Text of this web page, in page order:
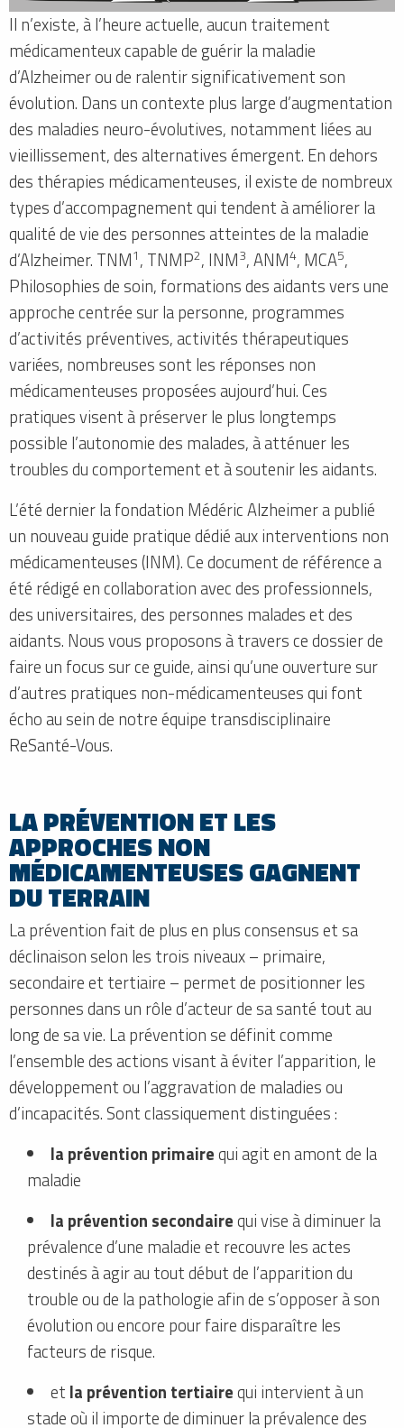
Il n’existe, à l’heure actuelle, aucun traitement
médicamenteux capable de guérir la maladie
d’Alzheimer ou de ralentir significativement son
évolution. Dans un contexte plus large d’augmentation
des maladies neuro-évolutives, notamment liées au
vieillissement, des alternatives émergent. En dehors
des thérapies médicamenteuses, il existe de nombreux
types d’accompagnement qui tendent à améliorer la
qualité de vie des personnes atteintes de la maladie
d’Alzheimer. TNM1, TNMP2, INM3, ANM4, MCA5,
Philosophies de soin, formations des aidants vers une
approche centrée sur la personne, programmes
d’activités préventives, activités thérapeutiques
variées, nombreuses sont les réponses non
médicamenteuses proposées aujourd’hui. Ces
pratiques visent à préserver le plus longtemps
possible l’autonomie des malades, à atténuer les
troubles du comportement et à soutenir les aidants.
L’été dernier la fondation Médéric Alzheimer a publié
un nouveau guide pratique dédié aux interventions non
médicamenteuses (INM). Ce document de référence a
été rédigé en collaboration avec des professionnels,
des universitaires, des personnes malades et des
aidants. Nous vous proposons à travers ce dossier de
faire un focus sur ce guide, ainsi qu’une ouverture sur
d’autres pratiques non-médicamenteuses qui font
écho au sein de notre équipe transdisciplinaire
ReSanté-Vous.
LA PRÉVENTION ET LES
APPROCHES NON
MÉDICAMENTEUSES GAGNENT
DU TERRAIN
La prévention fait de plus en plus consensus et sa
déclinaison selon les trois niveaux – primaire,
secondaire et tertiaire – permet de positionner les
personnes dans un rôle d’acteur de sa santé tout au
long de sa vie. La prévention se définit comme
l’ensemble des actions visant à éviter l’apparition, le
développement ou l’aggravation de maladies ou
d’incapacités. Sont classiquement distinguées :
la prévention primairequi agit en amont de la
maladie
la prévention secondairequi vise à diminuer la
prévalence d’une maladie et recouvre les actes
destinés à agir au tout début de l’apparition du
trouble ou de la pathologie afin de s’opposer à son
évolution ou encore pour faire disparaître les
facteurs de risque.
et la prévention tertiairequi intervient à un
stade où il importe de diminuer la prévalence des